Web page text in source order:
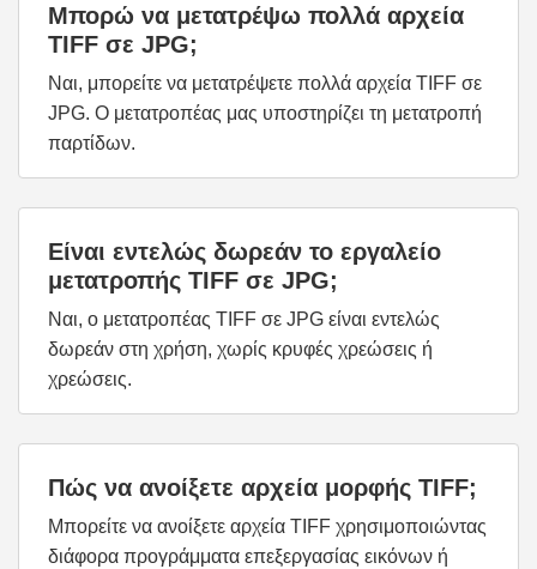
Μπορώ να μετατρέψω πολλά αρχεία
TIFF σε JPG;
Ναι, μπορείτε να μετατρέψετε πολλά αρχεία TIFF σε
JPG. Ο μετατροπέας μας υποστηρίζει τη μετατροπή
παρτίδων.
Είναι εντελώς δωρεάν το εργαλείο
μετατροπής TIFF σε JPG;
Ναι, ο μετατροπέας TIFF σε JPG είναι εντελώς
δωρεάν στη χρήση, χωρίς κρυφές χρεώσεις ή
χρεώσεις.
Πώς να ανοίξετε αρχεία μορφής TIFF;
Μπορείτε να ανοίξετε αρχεία TIFF χρησιμοποιώντας
διάφορα προγράμματα επεξεργασίας εικόνων ή